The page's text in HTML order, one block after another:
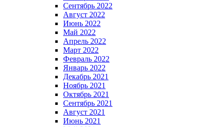
Сентябрь 2022
Август 2022
Июнь 2022
Май 2022
Апрель 2022
Март 2022
Февраль 2022
Январь 2022
Декабрь 2021
Ноябрь 2021
Октябрь 2021
Сентябрь 2021
Август 2021
Июнь 2021